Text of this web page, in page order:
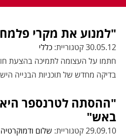
"למנוע את מקרי
30.05.12 קטגוריית:
כללי
חתמו על העצומה לתמיכה בהצעת
בדיקה מחדש של תוכניות הבנייה
"ההסתה לטרנספר
באש"
29.09.10 קטגוריית:
שלום ודמוקרטיה